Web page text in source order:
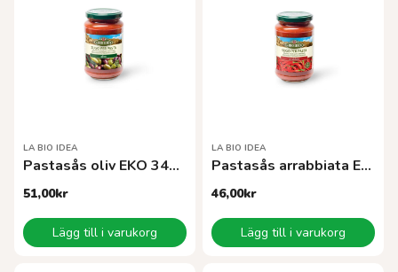
LA BIO IDEA
Pastasås oliv EKO 340 g
51,00kr
Lägg till i varukorg
LA BIO IDEA
Pastasås arrabbiata EKO 340 g
46,00kr
Lägg till i varukorg